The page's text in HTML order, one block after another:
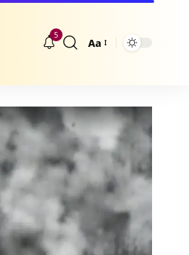
5
Größenänderung
Aa